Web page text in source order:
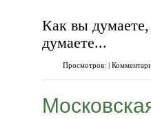
Как вы
думаете...
Просмотров: |